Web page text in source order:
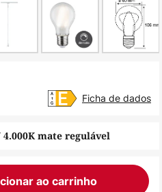
mate regulável
Ficha de dados
ao carrinho